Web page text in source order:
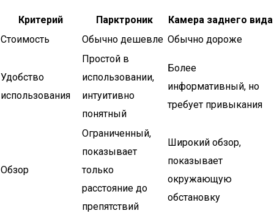
Критерий Парктроник
Камера заднего вида
Стоимость
Обычно дешевле Обычно дороже
Удобство
использования
Простой в
использовании,
интуитивно
понятный
Более
информативный, но
требует привыкания
Обзор
Ограниченный,
показывает
только
расстояние до
препятствий
Широкий обзор,
показывает
окружающую
обстановку